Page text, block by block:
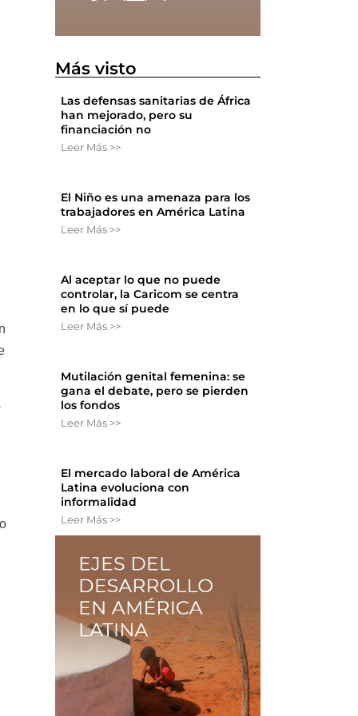
Más visto
Las defensas sanitarias de África
han mejorado, pero su
financiación no
Leer Más >>
El Niño es una amenaza para los
trabajadores en América Latina
Leer Más >>
Al aceptar lo que no puede
controlar, la Caricom se centra
en lo que sí puede
Leer Más >>
Mutilación genital femenina: se
gana el debate, pero se pierden
los fondos
Leer Más >>
El mercado laboral de América
Latina evoluciona con
informalidad
Leer Más >>